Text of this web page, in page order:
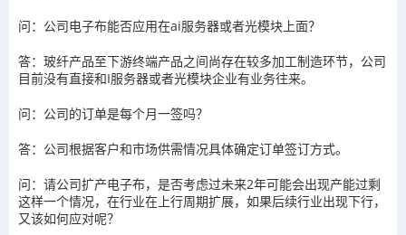
问：公司电子布能否应用在ai服务器或者光模块上面？
答：玻纤产品至下游终端产品之间尚存在较多加工制造环节，公司
目前没有直接和I服务器或者光模块企业有业务往来。
问：公司的订单是每个月一签吗？
答：公司根据客户和市场供需情况具体确定订单签订方式。
问：请公司扩产电子布，是否考虑过未来2年可能会出现产能过剩
这样一个情况，在行业在上行周期扩展，如果后续行业出现下行，
又该如何应对呢？